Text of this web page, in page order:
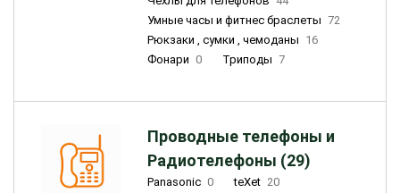
Умные часы и фитнес браслеты 72
Рюкзаки , сумки , чемоданы 16
Фонари 0 Триподы 7
Проводные телефоны и
Радиотелефоны (29)
Panasonic 0 teXet 20